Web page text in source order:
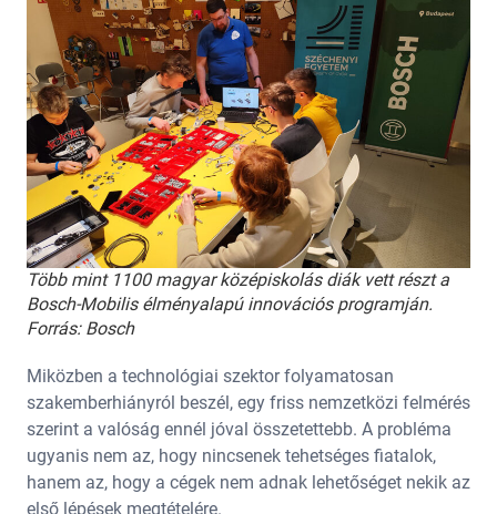
Több mint 1100 magyar középiskolás diák vett részt a
Bosch-Mobilis élményalapú innovációs programján.
Forrás: Bosch
Miközben a technológiai szektor folyamatosan
szakemberhiányról beszél, egy friss nemzetközi felmérés
szerint a valóság ennél jóval összetettebb. A probléma
ugyanis nem az, hogy nincsenek tehetséges fiatalok,
hanem az, hogy a cégek nem adnak lehetőséget nekik az
első lépések megtételére.